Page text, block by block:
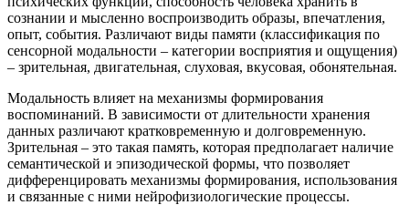
сознании и мысленно воспроизводить образы, впечатления,
опыт, события. Различают виды памяти (классификация по
сенсорной модальности – категории восприятия и ощущения)
– зрительная, двигательная, слуховая, вкусовая, обонятельная.
Модальность влияет на механизмы формирования
воспоминаний. В зависимости от длительности хранения
данных различают кратковременную и долговременную.
Зрительная – это такая память, которая предполагает наличие
семантической и эпизодической формы, что позволяет
дифференцировать механизмы формирования, использования
и связанные с ними нейрофизиологические процессы.